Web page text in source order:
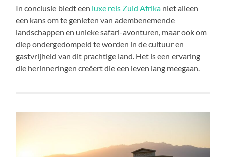
In conclusie biedt een luxe reis Zuid Afrika niet alleen
een kans om te genieten van adembenemende
landschappen en unieke safari-avonturen, maar ook om
diep ondergedompeld te worden in de cultuur en
gastvrijheid van dit prachtige land. Het is een ervaring
die herinneringen creëert die een leven lang meegaan.